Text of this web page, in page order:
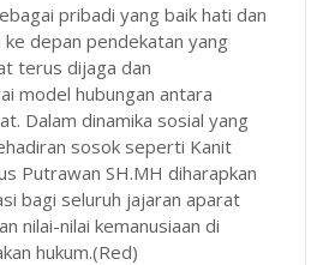
pribadi yang baik hati dan
ke depan pendekatan yang
terus dijaga dan
model hubungan antara
Dalam dinamika sosial yang
sosok seperti Kanit
Putrawan SH.MH diharapkan
bagi seluruh jajaran aparat
nilai-nilai kemanusiaan di
hukum.(Red)